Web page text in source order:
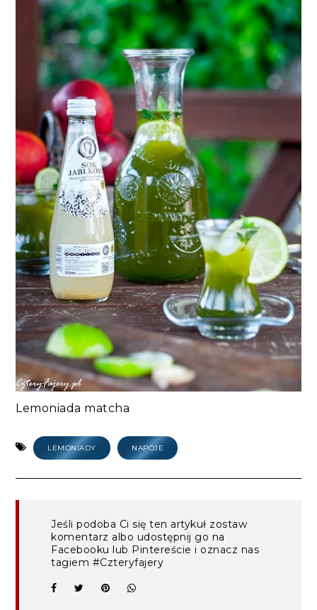
Lemoniada matcha
LEMONIADY NAPOJE
Jeśli podoba Ci się ten artykuł zostaw
komentarz albo udostępnij go na
Facebooku lub Pintereście i oznacz nas
tagiem #Czteryfajery